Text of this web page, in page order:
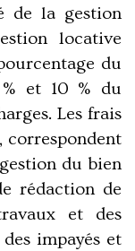
de la gestion
locative
du
et 10 % du
Les frais
correspondent
du bien
rédaction de
et des
impayés et